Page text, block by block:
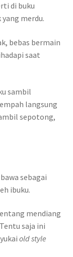
di buku
merdu.
bebas bermain
saat
sambil
langsung
sepotong,
sebagai
ibuku.
mendiang
saja ini
old style